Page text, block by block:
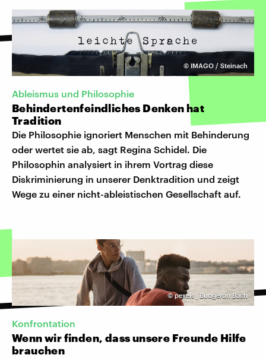
© IMAGO / Steinach
Ableismus und Philosophie
Behindertenfeindliches Denken hat
Tradition
Die Philosophie ignoriert Menschen mit Behinderung
oder wertet sie ab, sagt Regina Schidel. Die
Philosophin analysiert in ihrem Vortrag diese
Diskriminierung in unserer Denktradition und zeigt
Wege zu einer nicht-ableistischen Gesellschaft auf.
©pexels | Budgeron Bach
Konfrontation
Wenn wir finden, dass unsere Freunde Hilfe
brauchen